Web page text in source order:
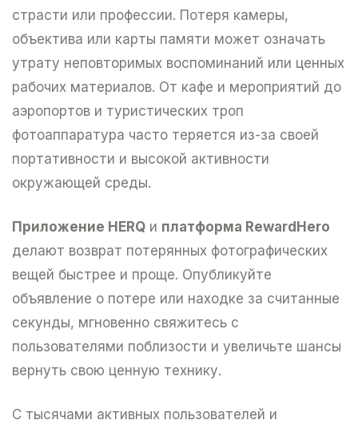
страсти или профессии. Потеря камеры,
объектива или карты памяти может означать
утрату неповторимых воспоминаний или ценных
рабочих материалов. От кафе и мероприятий до
аэропортов и туристических троп
фотоаппаратура часто теряется из-за своей
портативности и высокой активности
окружающей среды.
Приложение HERQ и платформа RewardHero
делают возврат потерянных фотографических
вещей быстрее и проще. Опубликуйте
объявление о потере или находке за считанные
секунды, мгновенно свяжитесь с
пользователями поблизости и увеличьте шансы
вернуть свою ценную технику.
С тысячами активных пользователей и